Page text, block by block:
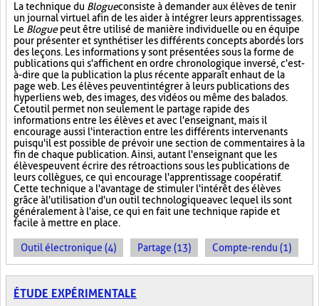
La technique du Blogueconsiste à demander aux élèves de tenir
un journal virtuel afin de les aider à intégrer leurs apprentissages.
Le Bloguepeut être utilisé de manière individuelle ou en équipe
pour présenter et synthétiser les différents concepts abordés lors
des leçons. Les informations y sont présentées sous la forme de
publications qui s'affichent en ordre chronologique inversé, c'est-
à-dire que la publication la plus récente apparaît en haut de la
page web. Les élèves peuvent intégrer à leurs publications des
hyperliens web, des images, des vidéos ou même des balados.
Cet outil permet non seulement le partage rapide des
informations entre les élèves et avec l'enseignant, mais il
encourage aussi l'interaction entre les différents intervenants
puisqu'il est possible de prévoir une section de commentaires à la
fin de chaque publication. Ainsi, autant l'enseignant que les
élèves peuvent écrire des rétroactions sous les publications de
leurs collègues, ce qui encourage l'apprentissage coopératif.
Cette technique a l'avantage de stimuler l'intérêt des élèves
grâce à l'utilisation d'un outil technologique avec lequel ils sont
généralement à l'aise, ce qui en fait une technique rapide et
facile à mettre en place.
Outil électronique (4) Partage (13) Compte-rendu (1)
ÉTUDE EXPÉRIMENTALE